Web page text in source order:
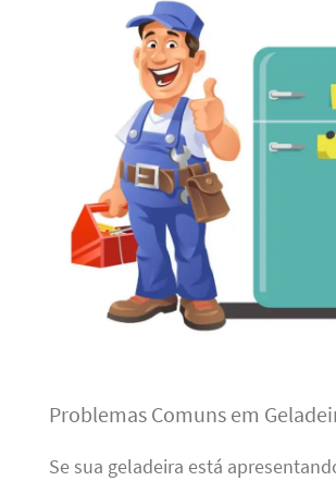
Problemas Comuns em
Se sua geladeira está